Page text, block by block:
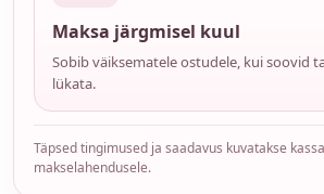
Maksa järgmisel kuul
Sobib väiksematele ostudele, kui soovid
lükata.
Täpsed tingimused ja saadavus kuvatakse
makselahendusele.